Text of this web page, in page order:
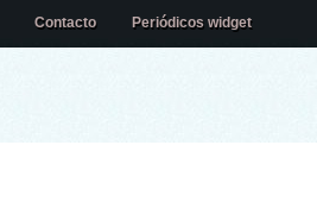
Contacto Periódicos widget